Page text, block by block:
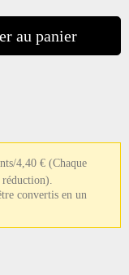
au panier
4,40 € (Chaque
convertis en un